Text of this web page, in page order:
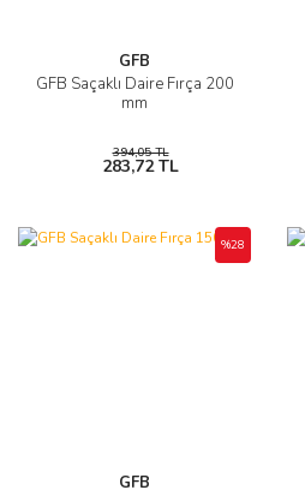
GFB
GFB Saçaklı Daire Fırça 200
mm
394,05 TL
283,72 TL
GFB
%28